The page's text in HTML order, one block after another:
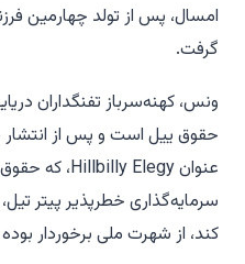
امسال، پس از تولد چهارمین
گرفت.
ونس، کهنه‌سرباز تفنگداران
عنوانHillbilly Elegy، که
سرمایه‌گذاری خطرپذیر پیتر تیل،
کند، از شهرت ملی برخوردار